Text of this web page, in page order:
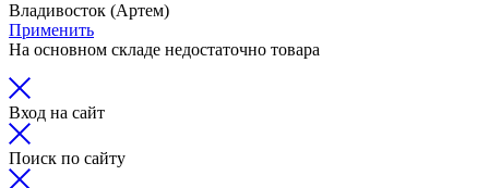
Владивосток (Артем)
Применить
На основном складе недостаточно товара
Вход на сайт
Поиск по сайту